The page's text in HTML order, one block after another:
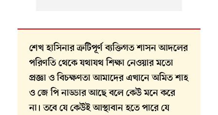
শেখ হাসিনার ত্রুটিপূর্ণ ব্যক্তিগত শাসন আদলের
পরিণতি থেকে যথাযথ শিক্ষা নেওয়ার মতো
প্রজ্ঞা ও বিচক্ষণতা আমাদের এখানে অমিত শাহ
ও জে পি নাড্ডার আছে বলে কেউ মনে করে
না। তবে যে কেউই আস্থাবান হতে পারে যে